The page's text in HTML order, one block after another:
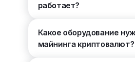
работает?
Какое оборудование
майнинга криптовалют?